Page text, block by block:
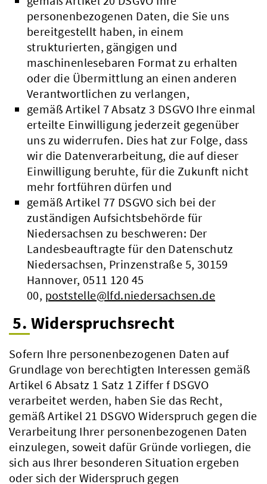
personenbezogenen Daten, die Sie uns
bereitgestellt haben, in einem
strukturierten, gängigen und
maschinenlesebaren Format zu erhalten
oder die Übermittlung an einen anderen
Verantwortlichen zu verlangen,
gemäß Artikel 7 Absatz 3 DSGVO Ihre einmal
erteilte Einwilligung jederzeit gegenüber
uns zu widerrufen. Dies hat zur Folge, dass
wir die Datenverarbeitung, die auf dieser
Einwilligung beruhte, für die Zukunft nicht
mehr fortführen dürfen und
gemäß Artikel 77 DSGVO sich bei der
zuständigen Aufsichtsbehörde für
Niedersachsen zu beschweren: Der
Landesbeauftragte für den Datenschutz
Niedersachsen, Prinzenstraße 5, 30159
Hannover, 0511 120 45
00, poststelle@lfd.niedersachsen.de
5. Widerspruchsrecht
Sofern Ihre personenbezogenen Daten auf
Grundlage von berechtigten Interessen gemäß
Artikel 6 Absatz 1 Satz 1 Ziffer f DSGVO
verarbeitet werden, haben Sie das Recht,
gemäß Artikel 21 DSGVO Widerspruch gegen die
Verarbeitung Ihrer personenbezogenen Daten
einzulegen, soweit dafür Gründe vorliegen, die
sich aus Ihrer besonderen Situation ergeben
oder sich der Widerspruch gegen